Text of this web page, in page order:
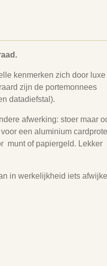
kenmerken zich door luxe
zijn de portemonnees
datadiefstal).
afwerking: stoer maar
een aluminium
munt of papiergeld. Lekker
in werkelijkheid iets